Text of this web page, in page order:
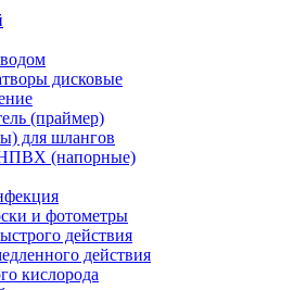
дисковые
(праймер)
для шлангов
(напорные)
и фотометры
действия
действия
кислорода